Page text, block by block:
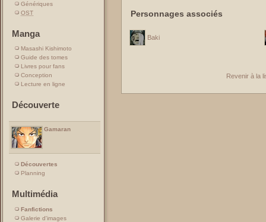
Génériques
OST
Manga
Masashi Kishimoto
Guide des tomes
Livres pour fans
Conception
Lecture en ligne
Découverte
Gamaran
Découvertes
Planning
Multimédia
Fanfictions
Galerie d'images
Personnages associés
Baki
Revenir à la